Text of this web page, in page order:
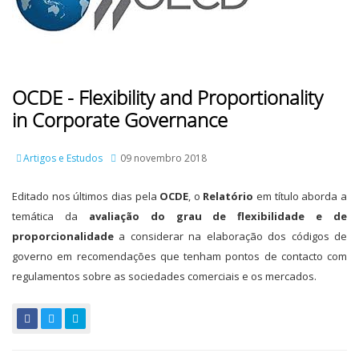
OCDE - Flexibility and Proportionality
in Corporate Governance
Artigos e Estudos 09 novembro 2018
Editado nos últimos dias pela OCDE, o Relatório em título aborda a
temática da avaliação do grau de flexibilidade e de
proporcionalidade a considerar na elaboração dos códigos de
governo em recomendações que tenham pontos de contacto com
regulamentos sobre as sociedades comerciais e os mercados.